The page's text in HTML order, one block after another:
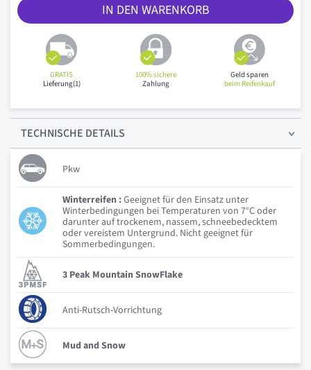
IN DEN WARENKORB
GRATIS
Lieferung(1)
100% sichere
Zahlung
Geld sparen
beim Reifenkauf
TECHNISCHE DETAILS
Pkw
Winterreifen :Geeignet für den Einsatz unter
Winterbedingungen bei Temperaturen von 7°C oder
darunter auf trockenem, nassem, schneebedecktem
oder vereistem Untergrund. Nicht geeignet für
Sommerbedingungen.
3 Peak Mountain SnowFlake
Anti-Rutsch-Vorrichtung
Mud and Snow